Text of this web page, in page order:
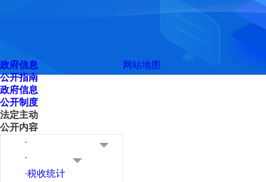
政府信息
公开指南
政府信息
公开制度
法定主动
公开内容
·
·
·税收统计
网站地图